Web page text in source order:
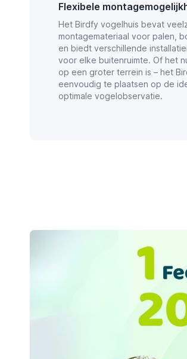
Flexibele
Het Birdfy vogelhuis bevat
montagemateriaal voor palen,
en biedt verschillende
voor elke buitenruimte. Of het
op een groter terrein is – het
eenvoudig te plaatsen op de
optimale vogelobservatie.